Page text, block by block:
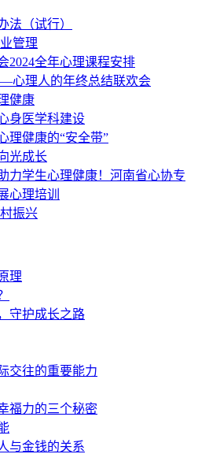
法（试行）
管理
2024全年心理课程安排
心理人的年终总结联欢会
健康
身医学科建设
理健康的“安全带”
光成长
力学生心理健康！河南省心协专
心理培训
振兴
理
守护成长之路
往的重要能力
福力的三个秘密
与金钱的关系